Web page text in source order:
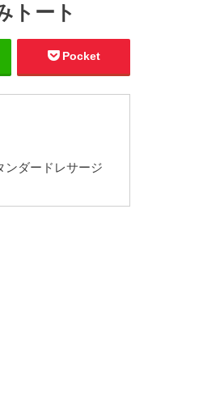
トート
Pocket
ンダードレサージ